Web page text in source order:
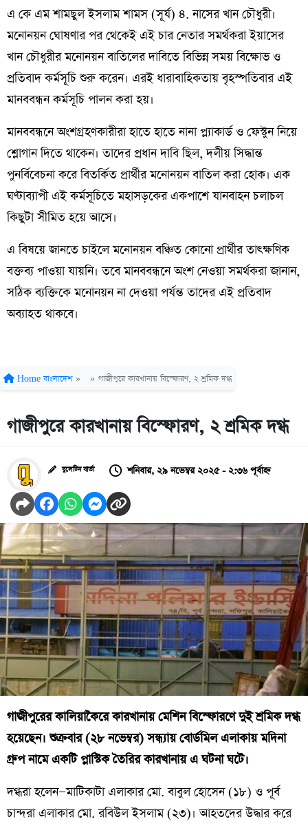
এ কে এম শামছুল ইসলাম শামস (সূর্য) ৪. নাসের খান চৌধুরী।
মনোনয়ন ঘোষণার পর থেকেই এই চার নেতার সমর্থকরা ইয়াসের
খান চৌধুরীর মনোনয়ন বাতিলের দাবিতে বিভিন্ন সময় বিক্ষোভ ও
প্রতিবাদ কর্মসূচি শুরু করেন। এরই ধারাবাহিকতায় বৃহস্পতিবার এই
মানববন্ধন কর্মসূচি পালন করা হয়।
মানববন্ধনে অংশগ্রহণকারীরা হাতে হাতে নানা প্ল্যাকার্ড ও ফেস্টুন নিয়ে
শ্লোগান দিতে থাকেন। তাদের প্রধান দাবি ছিল, দলীয় সিদ্ধান্ত
পুনর্বিবেচনা করে বিতর্কিত প্রার্থীর মনোনয়ন বাতিল করা হোক। এক
ঘণ্টাব্যাপী এই কর্মসূচিতে মহাসড়কের একপাশে যানবাহন চলাচল
কিছুটা সীমিত হয়ে আসে।
এ বিষয়ে জানতে চাইলে মনোনয়ন বঞ্চিত কোনো প্রার্থীর তাৎক্ষণিক
বক্তব্য পাওয়া যায়নি। তবে মানববন্ধনে অংশ নেওয়া সমর্থকরা জানান,
সঠিক ব্যক্তিকে মনোনয়ন না দেওয়া পর্যন্ত তাদের এই প্রতিবাদ
অব্যাহত থাকবে।
Home বাংলাদেশ » » গাজীপুরে কারখানায় বিস্ফোরণ, ২ শ্রমিক দগ্ধ
গাজীপুরে কারখানায় বিস্ফোরণ, ২ শ্রমিক দগ্ধ
বুলেটিন বার্তা শনিবার, ২৯ নভেম্বর ২০২৫ - ২:৩৬ পূর্বাহ্ন
গাজীপুরের কালিয়াকৈরে কারখানায় মেশিন বিস্ফোরণে দুই শ্রমিক দগ্ধ
হয়েছেন। শুক্রবার (২৮ নভেম্বর) সন্ধ্যায় বোর্ডমিল এলাকায় মদিনা
গ্রুপ নামে একটি প্লাস্টিক তৈরির কারখানায় এ ঘটনা ঘটে।
দগ্ধরা হলেন—মাটিকাটা এলাকার মো. বাবুল হোসেন (১৮) ও পূর্ব
চান্দরা এলাকার মো. রবিউল ইসলাম (২৩)। আহতদের উদ্ধার করে